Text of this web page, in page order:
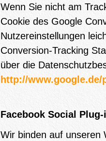
Wenn Sie nicht am
Cookie des Google
Nutzereinstellungen
Conversion-Tracking
über die
http://
Facebook Social
Wir binden auf unseren